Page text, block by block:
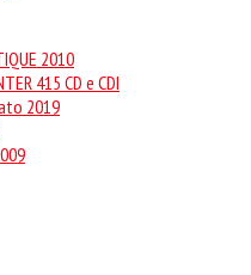
2010
415 CD e CDI
2019